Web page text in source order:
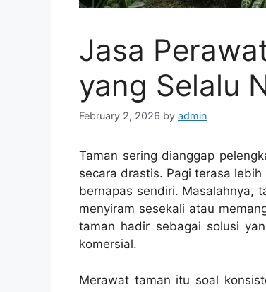
Jasa
yang Selalu
February 2, 2026 by admin
Taman sering dianggap
secara drastis. Pagi terasa
bernapas sendiri. Masalahnya,
menyiram sesekali atau
taman hadir sebagai solusi
komersial.
Merawat taman itu soal